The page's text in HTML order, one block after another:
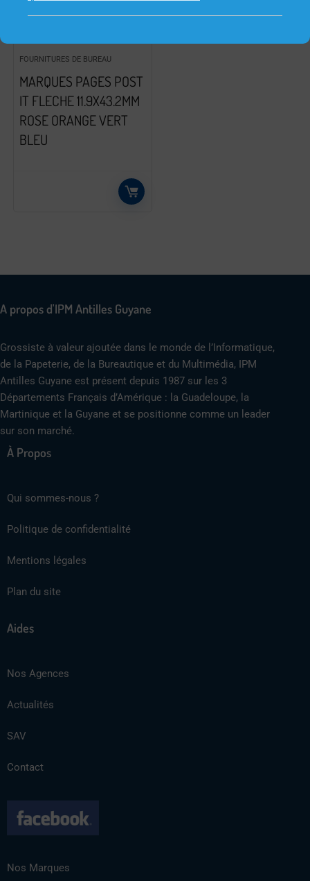
FOURNITURES DE BUREAU
MARQUES PAGES POST
IT FLECHE 11.9X43.2MM
ROSE ORANGE VERT
BLEU
A propos d'IPM Antilles Guyane
Grossiste à valeur ajoutée dans le monde de l’Informatique,
de la Papeterie, de la Bureautique et du Multimédia, IPM
Antilles Guyane est présent depuis 1987 sur les 3
Départements Français d’Amérique : la Guadeloupe, la
Martinique et la Guyane et se positionne comme un leader
sur son marché.
À Propos
Qui sommes-nous ?
Politique de confidentialité
Mentions légales
Plan du site
Aides
Nos Agences
Actualités
SAV
Contact
Nos Marques